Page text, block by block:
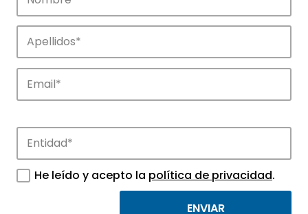
Empresas
Descubre las empresas que impulsan la
innovación en los parques de APTE.
INCOSA, S.A.
INGENIERIA, CONSULTORIA Y ASESORIA
He leído y acepto la política de privacidad.